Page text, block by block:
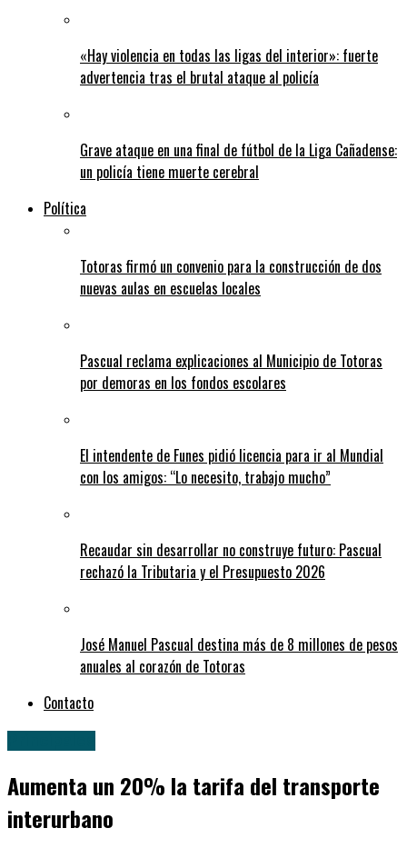
«Hay violencia en todas las ligas del interior»: fuerte
advertencia tras el brutal ataque al policía
Grave ataque en una final de fútbol de la Liga Cañadense:
un policía tiene muerte cerebral
Política
Totoras firmó un convenio para la construcción de dos
nuevas aulas en escuelas locales
Pascual reclama explicaciones al Municipio de Totoras
por demoras en los fondos escolares
El intendente de Funes pidió licencia para ir al Mundial
con los amigos: “Lo necesito, trabajo mucho”
Recaudar sin desarrollar no construye futuro: Pascual
rechazó la Tributaria y el Presupuesto 2026
José Manuel Pascual destina más de 8 millones de pesos
anuales al corazón de Totoras
Contacto
Aumenta un 20% la tarifa del transporte
interurbano